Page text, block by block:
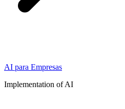
AI para Empresas
Implementation of AI